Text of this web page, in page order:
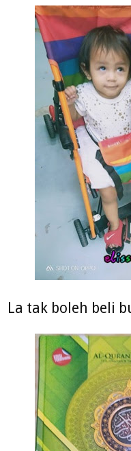
La tak boleh beli